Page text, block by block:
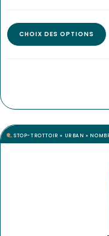
CHOIX DES OPTIONS
STOP-TROTTOIR « URBAN »